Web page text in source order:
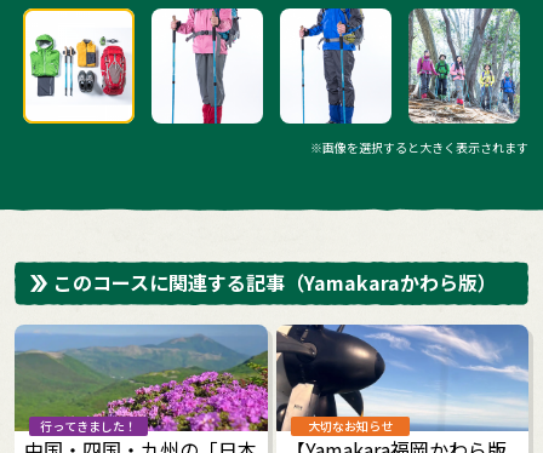
※画像を選択すると大きく表示されます
このコースに関連する記事 （Yamakaraかわら版）
行ってきました！ 大切なお知らせ